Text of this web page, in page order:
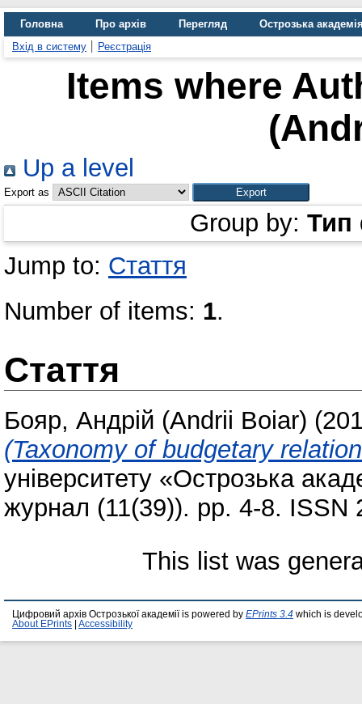
Головна Про архів Перегляд
Острозька
Вхід в систему
Реєстрація
Items where
Up a level
Export as
Group by: Тип
Jump to: Стаття
Number of items: 1.
Стаття
Бояр, Андрій (Andrii Boiar)
(Taxonomy of budgetary
університету «Острозька
журнал (11(39)). pp. 4-8. ISSN
This list was
Цифровий архів Острозької академії is powered by EPrints 3.4 which is
About EPrints
Accessibility